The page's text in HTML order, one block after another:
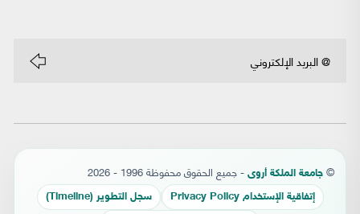
© جامعة الملكة أروى - جميع الحقوق محفوظة 1996 - 2026
إتفاقية الإستخدام Privacy Policy سجل التطوير (Timeline)